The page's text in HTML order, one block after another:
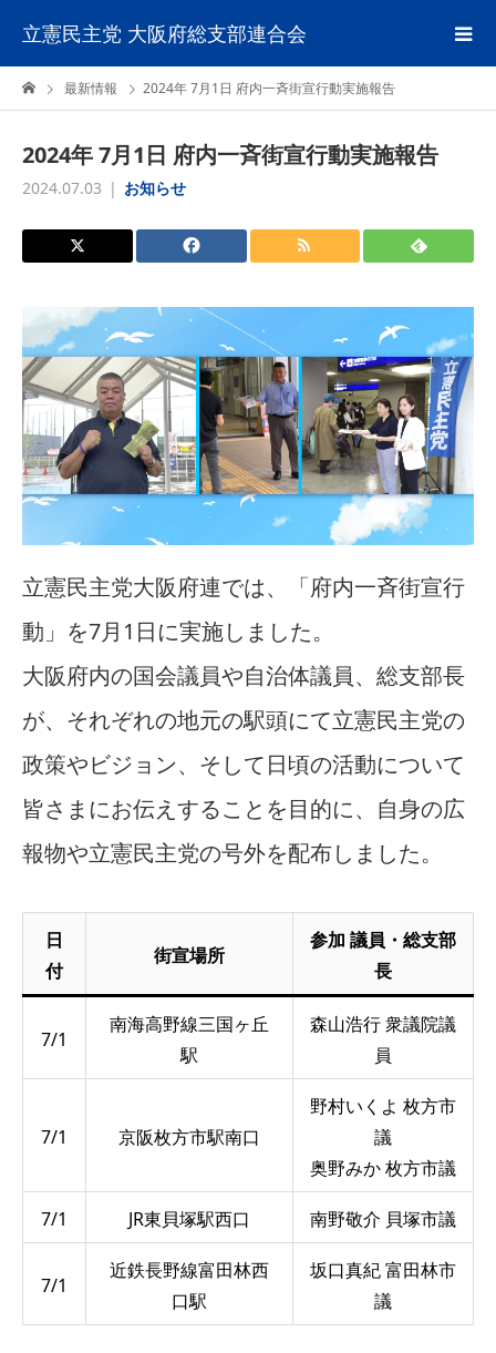
立憲民主党 大阪府総支部連合会
最新情報 2024年 7月1日 府内一斉街宣行動実施報告
2024年 7月1日 府内一斉街宣行動実施報告
2024.07.03 お知らせ
立憲民主党大阪府連では、「府内一斉街宣行
動」を7月1日に実施しました。
大阪府内の国会議員や自治体議員、総支部長
が、それぞれの地元の駅頭にて立憲民主党の
政策やビジョン、そして日頃の活動について
皆さまにお伝えすることを目的に、自身の広
報物や立憲民主党の号外を配布しました。
日
付
街宣場所
参加 議員・総支部
長
7/1
南海高野線三国ヶ丘
駅
森山浩行 衆議院議
員
7/1 京阪枚方市駅南口
野村いくよ 枚方市
議
奥野みか 枚方市議
7/1 JR東貝塚駅西口 南野敬介 貝塚市議
7/1
近鉄長野線富田林西
口駅
坂口真紀 富田林市
議